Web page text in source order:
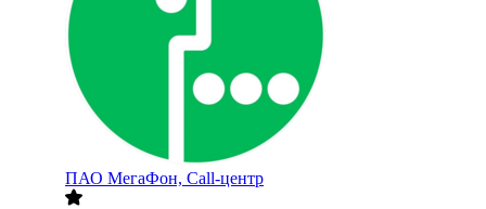
ПАО МегаФон, Call-центр